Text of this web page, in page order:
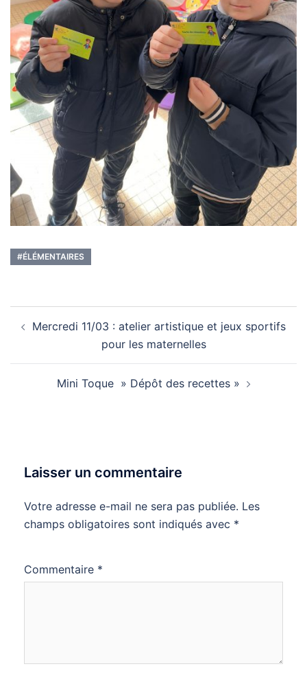
#ÉLÉMENTAIRES
d’article
Mercredi 11/03 : atelier artistique et jeux sportifs
pour les maternelles
Mini Toque » Dépôt des recettes »
Laisser un commentaire
Votre adresse e-mail ne sera pas publiée. Les
champs obligatoires sont indiqués avec *
Commentaire *